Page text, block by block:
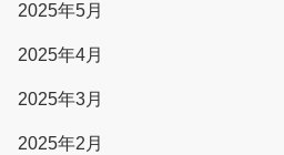
2025年5月
2025年4月
2025年3月
2025年2月